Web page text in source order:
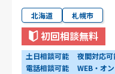
北海道 札幌市
初回相談無料
土日相談可能 夜間対応可
電話相談可能
WEB・オ